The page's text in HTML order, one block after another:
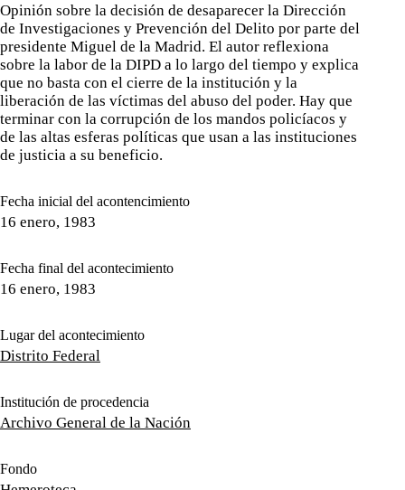
Opinión sobre la decisión de desaparecer la Dirección
de Investigaciones y Prevención del Delito por parte del
presidente Miguel de la Madrid. El autor reflexiona
sobre la labor de la DIPD a lo largo del tiempo y explica
que no basta con el cierre de la institución y la
liberación de las víctimas del abuso del poder. Hay que
terminar con la corrupción de los mandos policíacos y
de las altas esferas políticas que usan a las instituciones
de justicia a su beneficio.
Fecha inicial del acontencimiento
16 enero, 1983
Fecha final del acontecimiento
16 enero, 1983
Lugar del acontecimiento
Distrito Federal
Institución de procedencia
Archivo General de la Nación
Fondo